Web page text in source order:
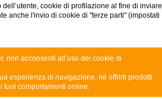
cookie di profilazione al fine di inviare
anche l'invio di cookie di "terze parti" (impostati
non acconsenti all’uso dei cookie di
esperienza di navigazione, né offrirti prodotti
comportamenti online.